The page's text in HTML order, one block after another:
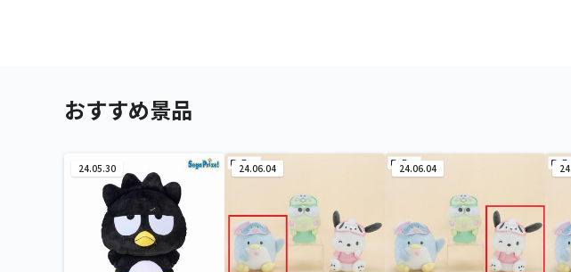
おすすめ景品
24.05.30 24.06.04 24.06.04